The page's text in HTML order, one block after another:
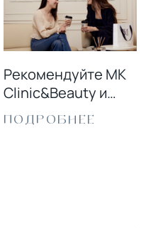
Рекомендуйте MK
Clinic&Beauty и
получайте скидку!
ПОДРОБНЕЕ